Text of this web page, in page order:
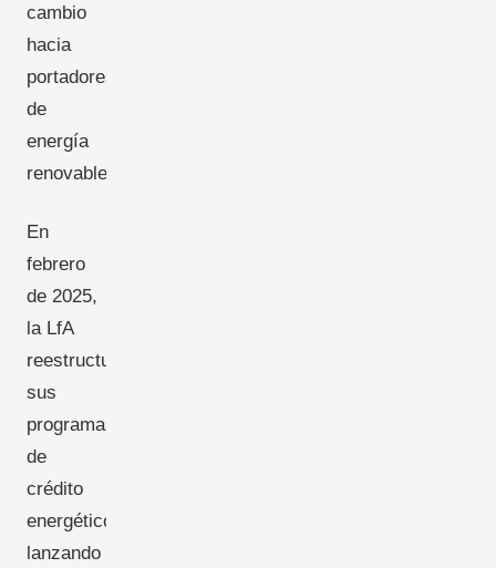
cambio
hacia
portadores
de
energía
renovable.
En
febrero
de 2025,
la LfA
reestructuró
sus
programas
de
crédito
energético,
lanzando